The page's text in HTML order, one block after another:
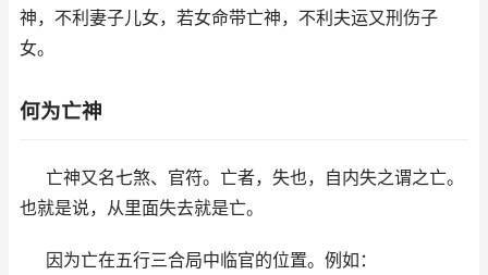
神，不利妻子儿女，若女命带亡神，不利夫运又刑伤子
女。
何为亡神
亡神又名七煞、官符。亡者，失也，自内失之谓之亡。
也就是说，从里面失去就是亡。
因为亡在五行三合局中临官的位置。例如：